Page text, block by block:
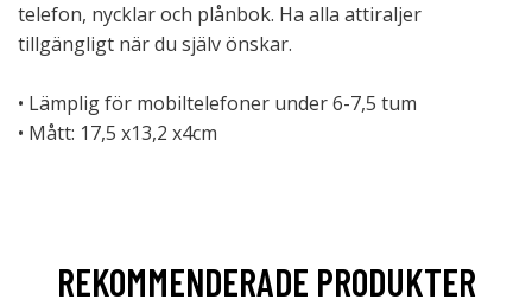
telefon, nycklar och plånbok. Ha alla attiraljer
tillgängligt när du själv önskar.
• Lämplig för mobiltelefoner under 6-7,5 tum
• Mått: 17,5 x13,2 x4cm
REKOMMENDERADE PRODUKTER